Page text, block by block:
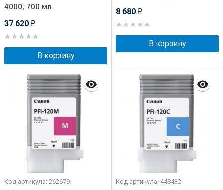
4000, 700 мл.
37 620 ₽
В корзину
8 680 ₽
В корзину
Код артикула: 262679 Код артикула: 448432